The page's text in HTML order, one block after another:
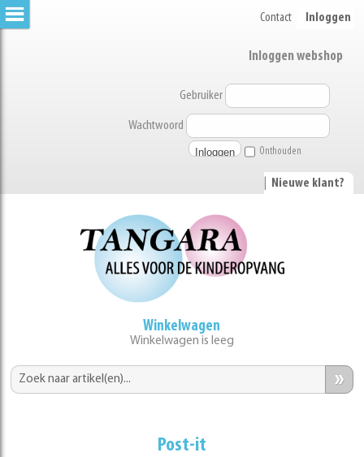
Contact Inloggen
Inloggen webshop
Gebruiker
Wachtwoord
Onthouden
Nieuwe klant?
Winkelwagen
Winkelwagen is leeg
»
Post-it